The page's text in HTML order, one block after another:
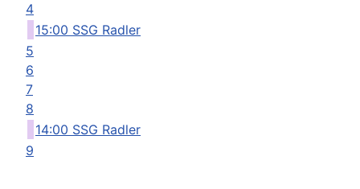
4
15:00 SSG Radler
5
6
7
8
14:00 SSG Radler
9